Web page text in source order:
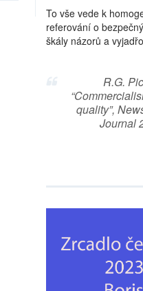
To vše vede k
referování o
škály názorů a
R.G.
quality”,
Journal